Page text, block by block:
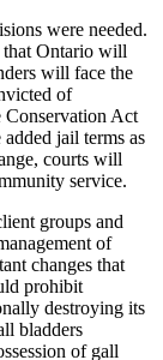
were needed.
that Ontario will
will face the
of
Conservation Act
jail terms as
courts will
service.
groups and
of
changes that
prohibit
destroying its
bladders
of gall